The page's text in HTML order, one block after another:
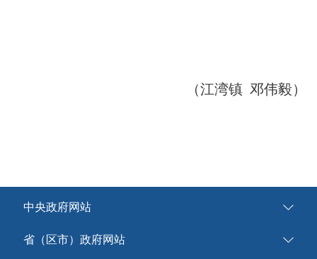
（江湾镇 邓伟毅）
中央政府网站
省（区市）政府网站